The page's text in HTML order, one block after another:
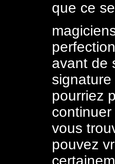
que ce
avant de
pourriez
vous
pouvez